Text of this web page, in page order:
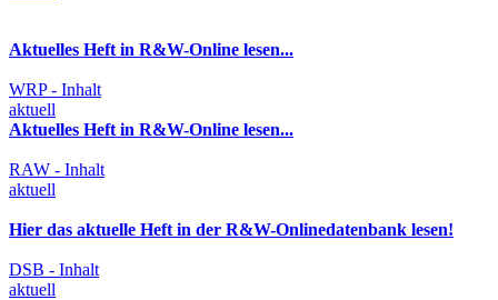
Aktuelles Heft in R&W-Online lesen...
WRP - Inhalt
aktuell
Aktuelles Heft in R&W-Online lesen...
RAW - Inhalt
aktuell
Hier das aktuelle Heft in der R&W-Onlinedatenbank lesen!
DSB - Inhalt
aktuell